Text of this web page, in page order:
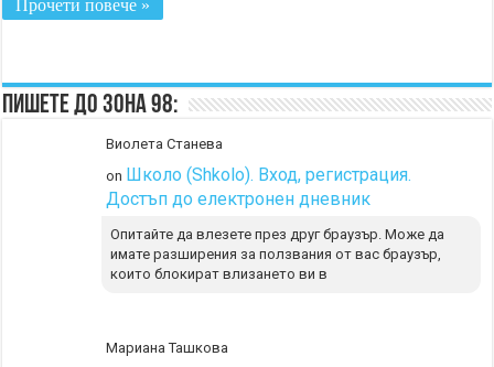
Прочети повече »
Пишете до Зона 98:
Виолета Станева
on Школо (Shkolo). Вход, регистрация.
Достъп до електронен дневник
Опитайте да влезете през друг браузър. Може да
имате разширения за ползвания от вас браузър,
които блокират влизането ви в
Мариана Ташкова